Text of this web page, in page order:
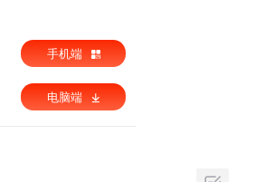
手机端
电脑端